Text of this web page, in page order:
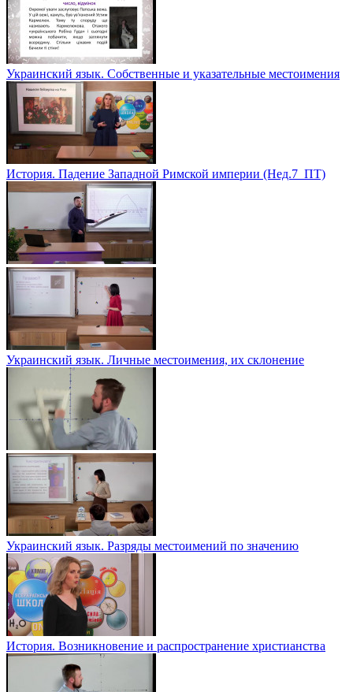
Украинский язык. Собственные и указательные местоимения
История. Падение Западной Римской империи (Нед.7_ПТ)
Украинский язык. Личные местоимения, их склонение
Украинский язык. Разряды местоимений по значению
История. Возникновение и распространение христианства